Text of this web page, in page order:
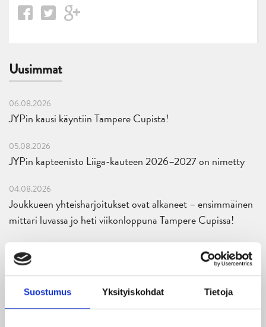
Suostumus Yksityiskohdat Tietoja
Uusimmat
06.08.2026
JYPin kausi käyntiin Tampere Cupista!
05.08.2026
JYPin kapteenisto Liiga-kauteen 2026–2027 on nimetty
04.08.2026
Joukkueen yhteisharjoitukset ovat alkaneet – ensimmäinen
mittari luvassa jo heti viikonloppuna Tampere Cupissa!
JYPin harjoitusottelut tulevalle 2026-2027 kaudelle on
julkaistu!
27.07.2026